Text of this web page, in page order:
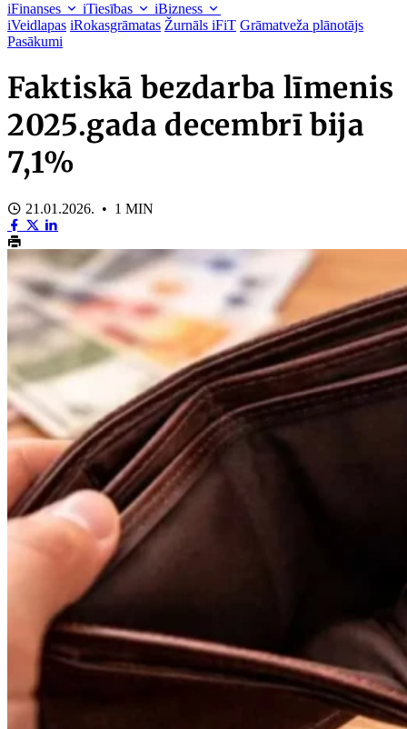
iFinanses iTiesības
iBizness
iVeidlapas iRokasgrāmatas Žurnāls iFiT Grāmatveža plānotājs
Pasākumi
Faktiskā bezdarba līmenis
2025.gada decembrī bija
7,1%
21.01.2026. • 1 MIN